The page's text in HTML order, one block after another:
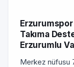
Takıma
Erzurumlu
Merkez nüfusu